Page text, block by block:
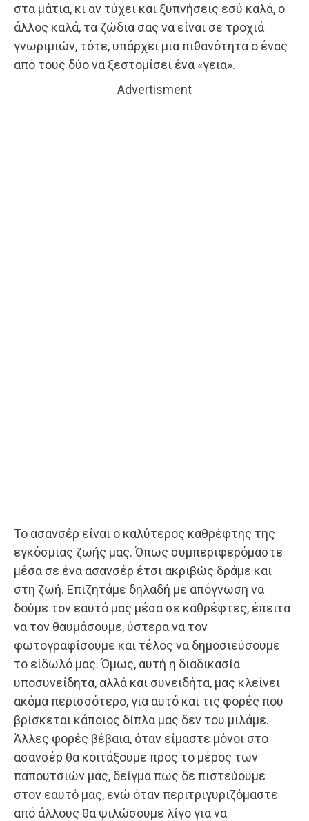
στα μάτια, κι αν τύχει και ξυπνήσεις εσύ καλά, ο
άλλος καλά, τα ζώδια σας να είναι σε τροχιά
γνωριμιών, τότε, υπάρχει μια πιθανότητα ο ένας
από τους δύο να ξεστομίσει ένα «γεια».
Advertisment
Το ασανσέρ είναι ο καλύτερος καθρέφτης της
εγκόσμιας ζωής μας. Όπως συμπεριφερόμαστε
μέσα σε ένα ασανσέρ έτσι ακριβώς δράμε και
στη ζωή. Επιζητάμε δηλαδή με απόγνωση να
δούμε τον εαυτό μας μέσα σε καθρέφτες, έπειτα
να τον θαυμάσουμε, ύστερα να τον
φωτογραφίσουμε και τέλος να δημοσιεύσουμε
το είδωλό μας. Όμως, αυτή η διαδικασία
υποσυνείδητα, αλλά και συνειδήτα, μας κλείνει
ακόμα περισσότερο, για αυτό και τις φορές που
βρίσκεται κάποιος δίπλα μας δεν του μιλάμε.
Άλλες φορές βέβαια, όταν είμαστε μόνοι στο
ασανσέρ θα κοιτάξουμε προς το μέρος των
παπουτσιών μας, δείγμα πως δε πιστεύουμε
στον εαυτό μας, ενώ όταν περιτριγυριζόμαστε
από άλλους θα ψιλώσουμε λίγο για να